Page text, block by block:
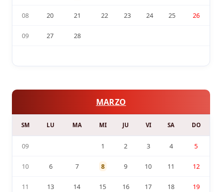
08 20 21 22 23 24 25 26
09 27 28
MARZO
SM LU MA MI JU VI SA DO
09 1 2 3 4 5
10 6 7 8 9 10 11 12
11 13 14 15 16 17 18 19